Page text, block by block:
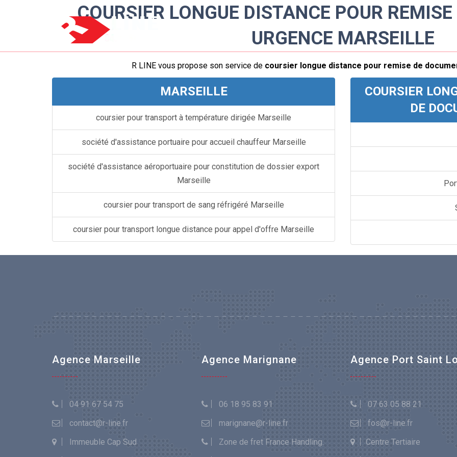
COURSIER LONGUE DISTANCE POUR
URGENCE MARSEILLE
R LINE vous propose son service de coursier longue distance pour remise de
MARSEILLE
coursier pour transport à température dirigée Marseille
société d'assistance portuaire pour accueil chauffeur Marseille
société d'assistance aéroportuaire pour constitution de dossier export
Marseille
coursier pour transport de sang réfrigéré Marseille
coursier pour transport longue distance pour appel d'offre Marseille
COURSIER
DE
Agence Marseille
04 91 67 54 75
contact@r-line.fr
Immeuble Cap Sud
Agence Marignane
06 18 95 83 91
marignane@r-line.fr
Zone de fret France Handling.
Agence Port Saint
07 63 05 88 21
fos@r-line.fr
Centre Tertiaire